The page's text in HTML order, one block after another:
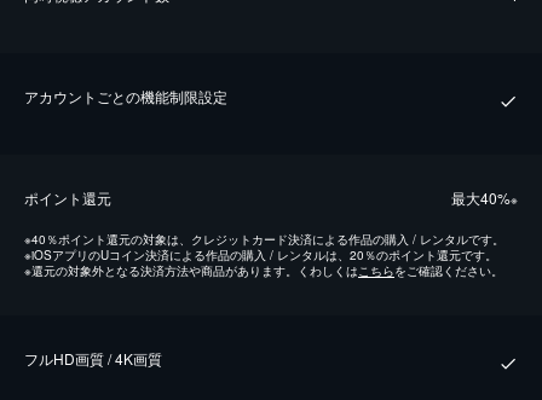
アカウントごとの機能制限設定
ポイント還元 最⼤40%※
※40％ポイント還元の対象は、クレジットカード決済による作品の購入 / レンタルです。
※iOSアプリのUコイン決済による作品の購入 / レンタルは、20％のポイント還元です。
※還元の対象外となる決済方法や商品があります。くわしくはこちらをご確認ください。
フルHD画質 / 4K画質